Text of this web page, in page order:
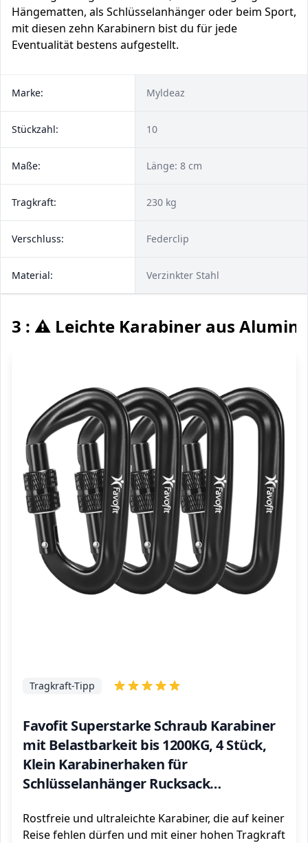
Hängematten, als Schlüsselanhänger oder beim Sport,
mit diesen zehn Karabinern bist du für jede
Eventualität bestens aufgestellt.
Marke: Myldeaz
Stückzahl: 10
Maße: Länge: 8 cm
Tragkraft: 230 kg
Verschluss: Federclip
Material: Verzinkter Stahl
3 : ⚠️ Leichte Karabiner aus
Favofit Superstarke Schraub Karabiner
mit Belastbarkeit bis 1200KG, 4 Stück,
Klein Karabinerhaken für
Schlüsselanhänger Rucksack
Schwarz
Tragkraft-Tipp
Rostfreie und ultraleichte Karabiner, die auf keiner
Reise fehlen dürfen und mit einer hohen Tragkraft